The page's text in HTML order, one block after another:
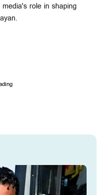
role in shaping